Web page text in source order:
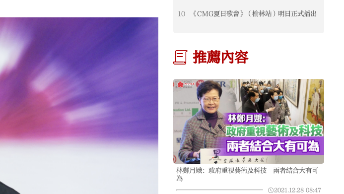
10 《CMG夏日歌會》（榆林站）明日正式播出
推薦內容
林鄭月娥：政府重視藝術及科技 兩者結合大有可
為
2021.12.28 08:47